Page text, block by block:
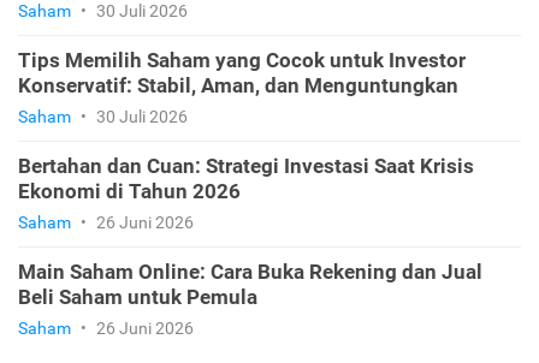
Saham • 30 Juli 2026
Tips Memilih Saham yang Cocok untuk Investor
Konservatif: Stabil, Aman, dan Menguntungkan
Saham • 30 Juli 2026
Bertahan dan Cuan: Strategi Investasi Saat Krisis
Ekonomi di Tahun 2026
Saham • 26 Juni 2026
Main Saham Online: Cara Buka Rekening dan Jual
Beli Saham untuk Pemula
Saham • 26 Juni 2026